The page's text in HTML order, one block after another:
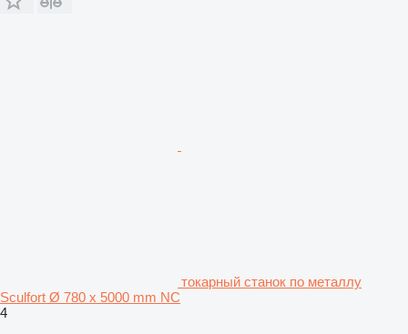
токарный станок по металлу
Sculfort Ø 780 x 5000 mm NC
4